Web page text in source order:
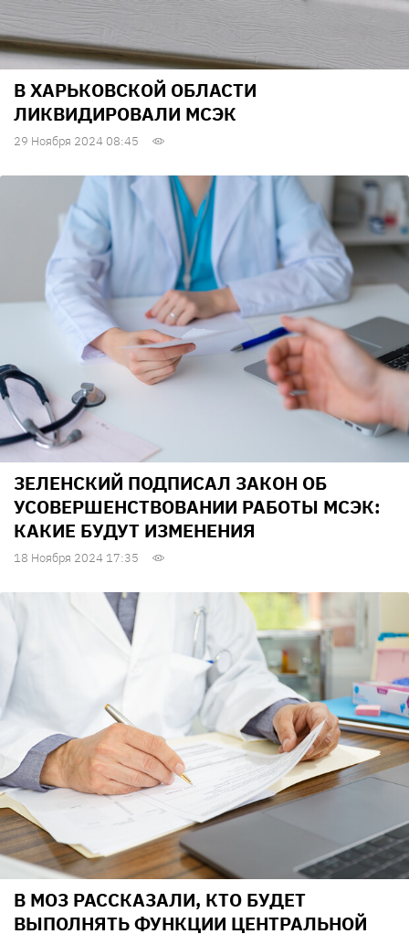
В ХАРЬКОВСКОЙ ОБЛАСТИ
ЛИКВИДИРОВАЛИ МСЭК
29 Ноября 2024 08:45
ЗЕЛЕНСКИЙ ПОДПИСАЛ ЗАКОН ОБ
УСОВЕРШЕНСТВОВАНИИ РАБОТЫ МСЭК:
КАКИЕ БУДУТ ИЗМЕНЕНИЯ
18 Ноября 2024 17:35
В МОЗ РАССКАЗАЛИ, КТО БУДЕТ
ВЫПОЛНЯТЬ ФУНКЦИИ ЦЕНТРАЛЬНОЙ